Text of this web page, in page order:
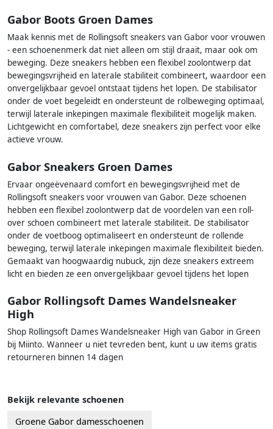
Gabor Boots Groen Dames
Maak kennis met de Rollingsoft sneakers van Gabor voor vrouwen
- een schoenenmerk dat niet alleen om stijl draait, maar ook om
beweging. Deze sneakers hebben een flexibel zoolontwerp dat
bewegingsvrijheid en laterale stabiliteit combineert, waardoor een
onvergelijkbaar gevoel ontstaat tijdens het lopen. De stabilisator
onder de voet begeleidt en ondersteunt de rolbeweging optimaal,
terwijl laterale inkepingen maximale flexibiliteit mogelijk maken.
Lichtgewicht en comfortabel, deze sneakers zijn perfect voor elke
actieve vrouw.
Gabor Sneakers Groen Dames
Ervaar ongeëvenaard comfort en bewegingsvrijheid met de
Rollingsoft sneakers voor vrouwen van Gabor. Deze schoenen
hebben een flexibel zoolontwerp dat de voordelen van een roll-
over schoen combineert met laterale stabiliteit. De stabilisator
onder de voetboog optimaliseert en ondersteunt de rollende
beweging, terwijl laterale inkepingen maximale flexibiliteit bieden.
Gemaakt van hoogwaardig nubuck, zijn deze sneakers extreem
licht en bieden ze een onvergelijkbaar gevoel tijdens het lopen
Gabor Rollingsoft Dames Wandelsneaker
High
Shop Rollingsoft Dames Wandelsneaker High van Gabor in Green
bij Miinto. Wanneer u niet tevreden bent, kunt u uw items gratis
retourneren binnen 14 dagen
Bekijk relevante schoenen
Groene Gabor damesschoenen